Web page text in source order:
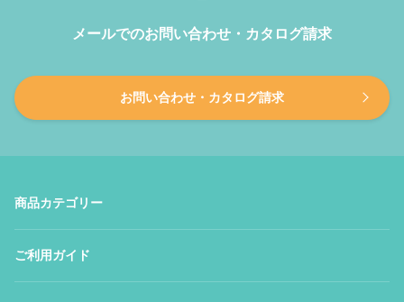
メールでのお問い合わせ・カタログ請求
お問い合わせ・カタログ請求
商品カテゴリー
ご利用ガイド